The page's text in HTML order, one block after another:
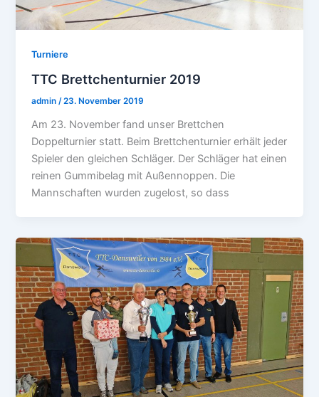
Turniere
TTC Brettchenturnier 2019
admin/23. November 2019
Am 23. November fand unser Brettchen
Doppelturnier statt. Beim Brettchenturnier erhält jeder
Spieler den gleichen Schläger. Der Schläger hat einen
reinen Gummibelag mit Außennoppen. Die
Mannschaften wurden zugelost, so dass